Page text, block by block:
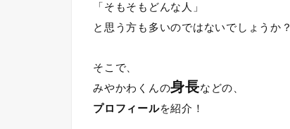
「そもそもどんな人」
と思う方も多いのではないでしょうか？
そこで、
みやかわくんの身長などの、
プロフィールを紹介！